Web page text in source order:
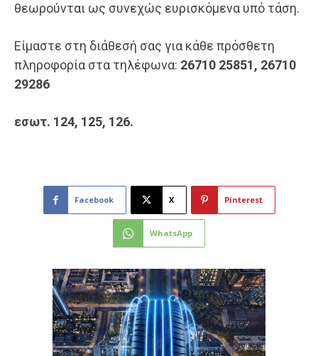
θεωρούνται ως συνεχώς ευρισκόμενα υπό τάση.
Είμαστε στη διάθεσή σας για κάθε πρόσθετη
πληροφορία στα τηλέφωνα: 26710 25851, 26710
29286
εσωτ. 124, 125, 126.
Facebook X Pinterest
WhatsApp